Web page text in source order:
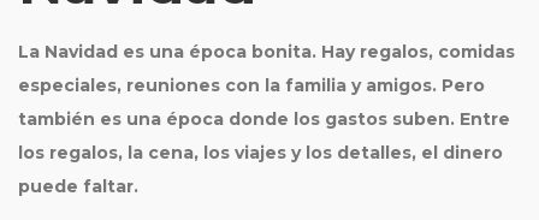
La Navidad es una época bonita. Hay regalos, comidas
especiales, reuniones con la familia y amigos. Pero
también es una época donde los gastos suben. Entre
los regalos, la cena, los viajes y los detalles, el dinero
puede faltar.